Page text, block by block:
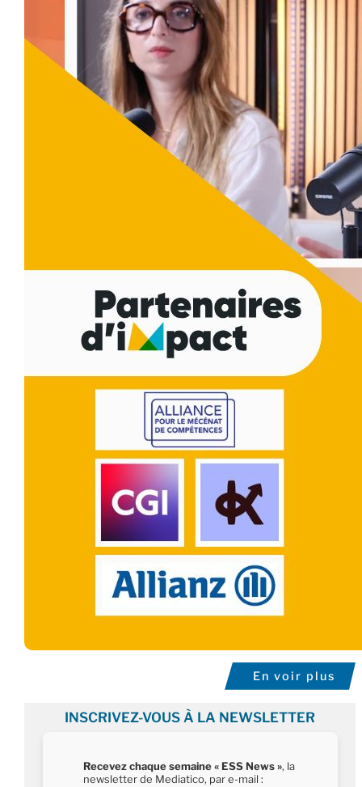
En voir plus
INSCRIVEZ-VOUS À LA NEWSLETTER
Recevez chaque semaine « ESS News », la
newsletter de Mediatico, par e-mail :